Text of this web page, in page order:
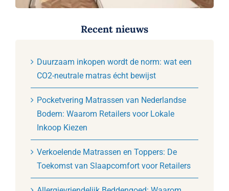
Recent nieuws
Duurzaam inkopen wordt de norm: wat een
CO2-neutrale matras écht bewijst
Pocketvering Matrassen van Nederlandse
Bodem: Waarom Retailers voor Lokale
Inkoop Kiezen
Verkoelende Matrassen en Toppers: De
Toekomst van Slaapcomfort voor Retailers